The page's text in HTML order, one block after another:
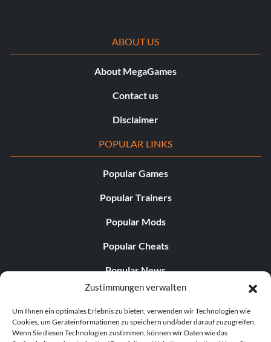
Zustimmungen verwalten
Um Ihnen ein optimales Erlebnis zu bieten, verwenden wir Technologien wie
Cookies, um Geräteinformationen zu speichern und/oder darauf zuzugreifen.
Wenn Sie diesen Technologien zustimmen, können wir Daten wie das
ABOUT US
About MegaGames
Contact us
Disclaimer
POPULAR LINKS
Popular Games
Popular Trainers
Popular Mods
Popular Cheats
Popular News
Popular Editorials
Popular Free Games